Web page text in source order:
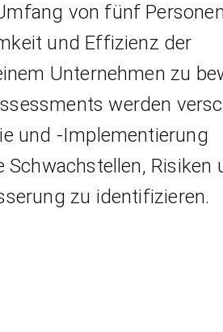
von fünf
und Effizienz der
Unternehmen zu
werden
und -Implementierung
Risiken
zu identifizieren.